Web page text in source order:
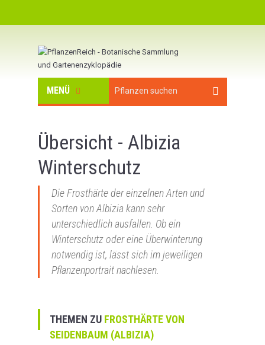
MENÜ
Übersicht - Albizia
Winterschutz
Die Frosthärte der einzelnen Arten und
Sorten von Albizia kann sehr
unterschiedlich ausfallen. Ob ein
Winterschutz oder eine Überwinterung
notwendig ist, lässt sich im jeweiligen
Pflanzenportrait nachlesen.
THEMEN ZU FROSTHÄRTE VON
SEIDENBAUM (ALBIZIA)